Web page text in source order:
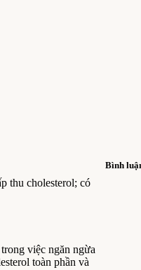
thu cholesterol; có
việc ngăn ngừa
toàn phần và
Bình